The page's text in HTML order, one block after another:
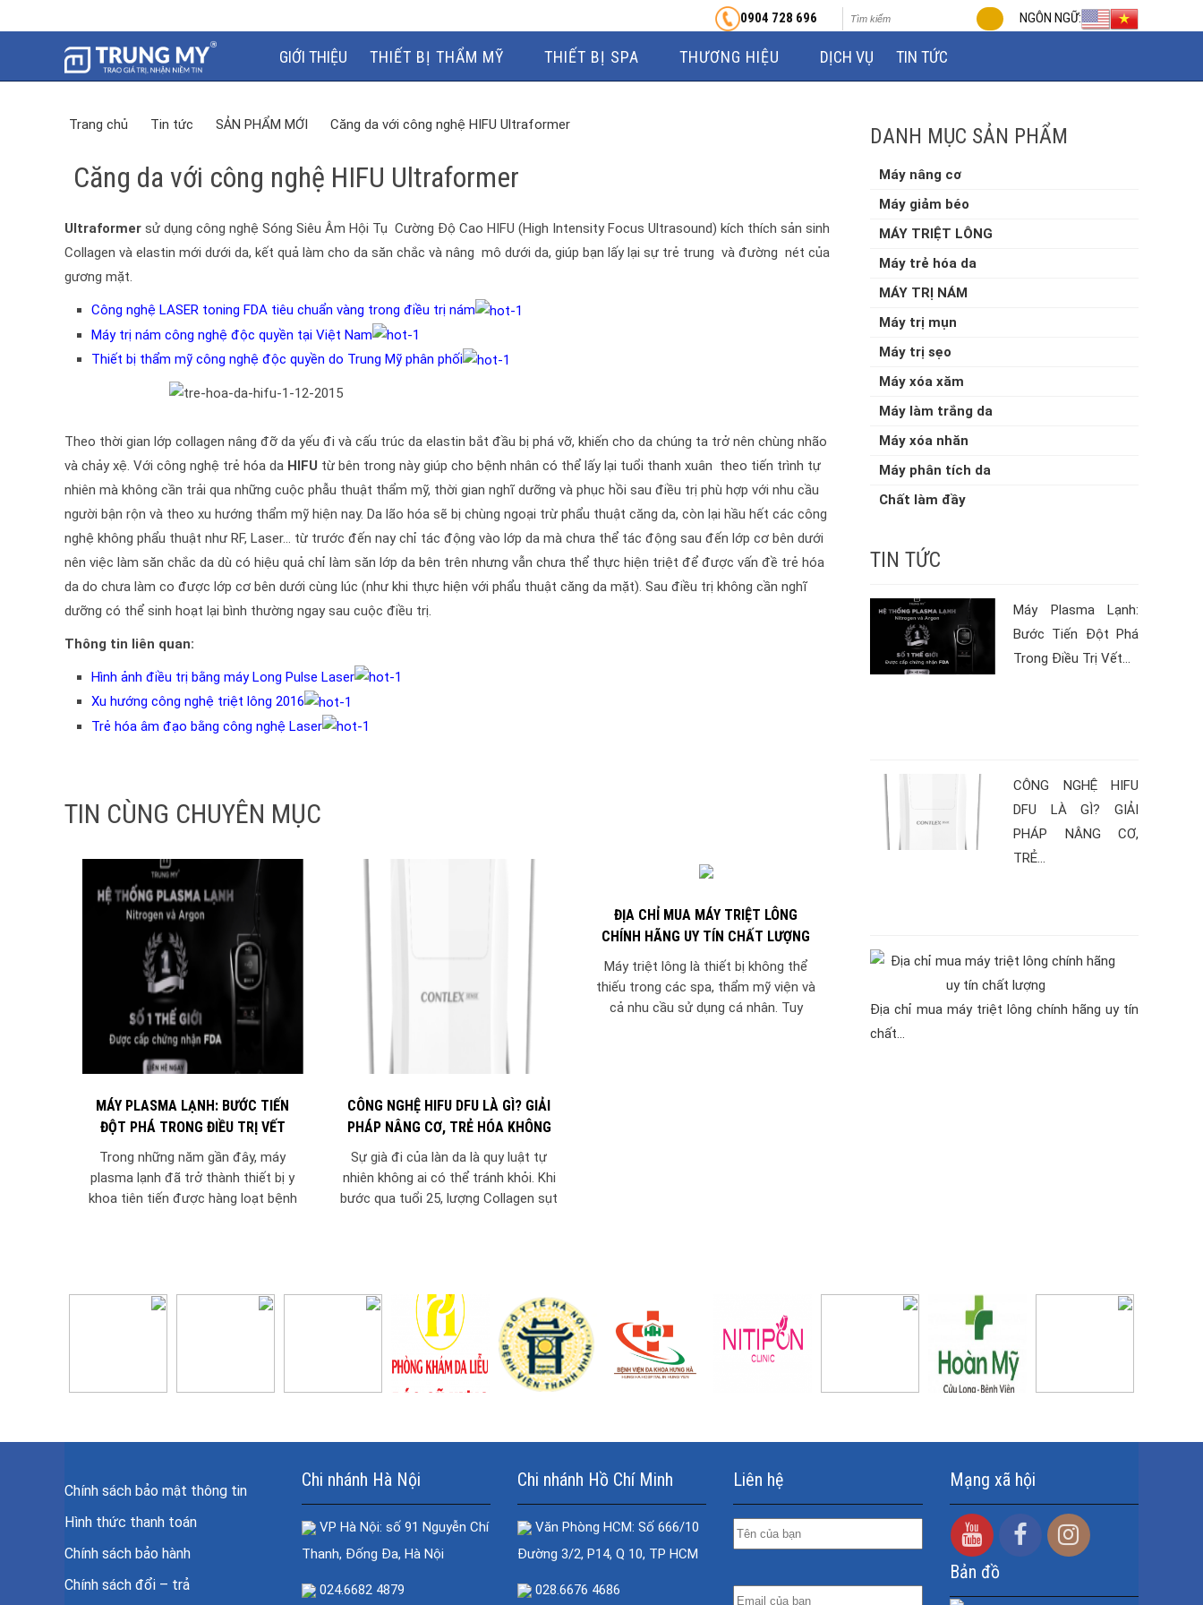
NGÔN NGỮ:
0904 728 696
GIỚI THIỆU THIẾT BỊ THẨM MỸ THIẾT BỊ SPA THƯƠNG HIỆU DỊCH VỤ TIN TỨC
Trang chủ Tin tức SẢN PHẨM MỚI Căng da với công nghệ HIFU Ultraformer
Căng da với công nghệ HIFU Ultraformer
Ultraformer sử dụng công nghệ Sóng Siêu Âm Hội Tụ Cường Độ Cao HIFU (High Intensity Focus Ultrasound) kích thích sản sinh
Collagen và elastin mới dưới da, kết quả làm cho da săn chắc và nâng mô dưới da, giúp bạn lấy lại sự trẻ trung và đường nét của
gương mặt.
Công nghệ LASER toning FDA tiêu chuẩn vàng trong điều trị nám
Máy trị nám công nghệ độc quyền tại Việt Nam
Thiết bị thẩm mỹ công nghệ độc quyền do Trung Mỹ phân phối
Theo thời gian lớp collagen nâng đỡ da yếu đi và cấu trúc da elastin bắt đầu bị phá vỡ, khiến cho da chúng ta trở nên chùng nhão
và chảy xệ. Với công nghệ trẻ hóa da HIFU từ bên trong này giúp cho bệnh nhân có thể lấy lại tuổi thanh xuân theo tiến trình tự
nhiên mà không cần trải qua những cuộc phẫu thuật thẩm mỹ, thời gian nghĩ dưỡng và phục hồi sau điều trị phù hợp với nhu cầu
người bận rộn và theo xu hướng thẩm mỹ hiện nay. Da lão hóa sẽ bị chùng ngoại trừ phẩu thuật căng da, còn lại hầu hết các công
nghệ không phẩu thuật như RF, Laser… từ trước đến nay chỉ tác động vào lớp da mà chưa thể tác động sau đến lớp cơ bên dưới
nên việc làm săn chắc da dù có hiệu quả chỉ làm săn lớp da bên trên nhưng vẫn chưa thể thực hiện triệt để được vấn đề trẻ hóa
da do chưa làm co được lớp cơ bên dưới cùng lúc (như khi thực hiện với phẩu thuật căng da mặt). Sau điều trị không cần nghĩ
dưỡng có thể sinh hoạt lại bình thường ngay sau cuộc điều trị.
Thông tin liên quan:
Hình ảnh điều trị bằng máy Long Pulse Laser
Xu hướng công nghệ triệt lông 2016
Trẻ hóa âm đạo bằng công nghệ Laser
TIN CÙNG CHUYÊN MỤC
MÁY PLASMA LẠNH: BƯỚC TIẾN
ĐỘT PHÁ TRONG ĐIỀU TRỊ VẾT
THƯƠNG VÀ THẨM MỸ Y TẾ
Trong những năm gần đây, máy
plasma lạnh đã trở thành thiết bị y
khoa tiên tiến được hàng loạt bệnh
CÔNG NGHỆ HIFU DFU LÀ GÌ? GIẢI
PHÁP NÂNG CƠ, TRẺ HÓA KHÔNG
XÂM LẤN
Sự già đi của làn da là quy luật tự
nhiên không ai có thể tránh khỏi. Khi
bước qua tuổi 25, lượng Collagen sụt
ĐỊA CHỈ MUA MÁY TRIỆT LÔNG
CHÍNH HÃNG UY TÍN CHẤT LƯỢNG
Máy triệt lông là thiết bị không thể
thiếu trong các spa, thẩm mỹ viện và
cả nhu cầu sử dụng cá nhân. Tuy
DANH MỤC SẢN PHẨM
Máy nâng cơ
Máy giảm béo
MÁY TRIỆT LÔNG
Máy trẻ hóa da
MÁY TRỊ NÁM
Máy trị mụn
Máy trị sẹo
Máy xóa xăm
Máy làm trắng da
Máy xóa nhăn
Máy phân tích da
Chất làm đầy
TIN TỨC
Máy Plasma Lạnh:
Bước Tiến Đột Phá
Trong Điều Trị Vết...
CÔNG NGHỆ HIFU
DFU LÀ GÌ? GIẢI
PHÁP NÂNG CƠ,
TRẺ...
Địa chỉ mua máy triệt lông chính hãng uy tín
chất...
Chính sách bảo mật thông tin
Hình thức thanh toán
Chính sách bảo hành
Chính sách đổi – trả
Chi nhánh Hà Nội
VP Hà Nội: số 91 Nguyễn Chí
Thanh, Đống Đa, Hà Nội
024.6682 4879
Chi nhánh Hồ Chí Minh
Văn Phòng HCM: Số 666/10
Đường 3/2, P14, Q 10, TP HCM
028.6676 4686
Liên hệ Mạng xã hội
Bản đồ